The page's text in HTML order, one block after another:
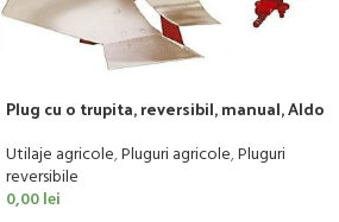
Plug cu o trupita, reversibil, manual, Aldo
Utilaje agricole,Pluguri agricole,Pluguri
reversibile
0,00lei